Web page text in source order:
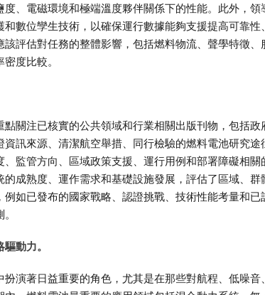
、電磁環境和極端溫度夥伴關係下的性能。此外，領
數位孿生技術，以確保運行數據能夠支援提高可靠性
評估對任務的整體影響，包括燃料物流、聲學特徵、
度比較。
關注已核實的公共領域和行業相關出版刊物，包括政
訊來源、清潔航空舉措、同行檢驗的燃料電池研究途
監管方向、區域政策支援、運行用例和部署障礙相關
成熟度、運作需求和基礎設施發展，評估了區域、
如已發布的國家戰略、認證挑戰、技術性能考量和已
動力。
演著日益重要的角色，尤其是在那些對航程、低噪音